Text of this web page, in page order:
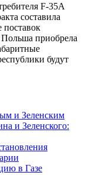
F-35A
составила
поставок
Польша приобрела
будут
и Зеленским
и Зеленского:
в Газе